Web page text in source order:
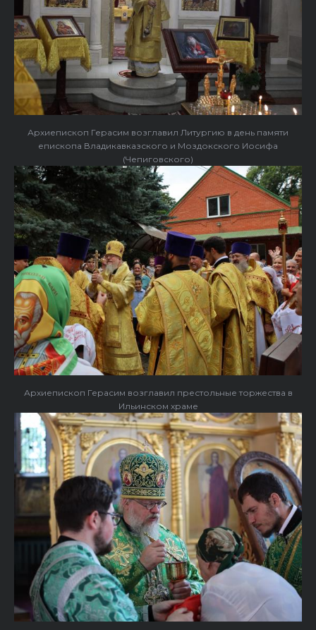
Архиепископ Герасим возглавил Литургию в день памяти
епископа Владикавказского и Моздокского Иосифа
(Чепиговского)
Архиепископ Герасим возглавил престольные торжества в
Ильинском храме